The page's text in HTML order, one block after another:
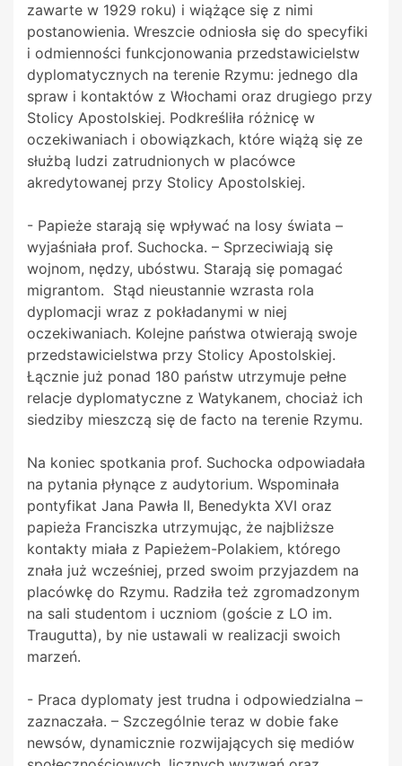
zawarte w 1929 roku) i wiążące się z nimi
postanowienia. Wreszcie odniosła się do specyfiki
i odmienności funkcjonowania przedstawicielstw
dyplomatycznych na terenie Rzymu: jednego dla
spraw i kontaktów z Włochami oraz drugiego przy
Stolicy Apostolskiej. Podkreśliła różnicę w
oczekiwaniach i obowiązkach, które wiążą się ze
służbą ludzi zatrudnionych w placówce
akredytowanej przy Stolicy Apostolskiej.
- Papieże starają się wpływać na losy świata –
wyjaśniała prof. Suchocka. – Sprzeciwiają się
wojnom, nędzy, ubóstwu. Starają się pomagać
migrantom. Stąd nieustannie wzrasta rola
dyplomacji wraz z pokładanymi w niej
oczekiwaniach. Kolejne państwa otwierają swoje
przedstawicielstwa przy Stolicy Apostolskiej.
Łącznie już ponad 180 państw utrzymuje pełne
relacje dyplomatyczne z Watykanem, chociaż ich
siedziby mieszczą się de facto na terenie Rzymu.
Na koniec spotkania prof. Suchocka odpowiadała
na pytania płynące z audytorium. Wspominała
pontyfikat Jana Pawła II, Benedykta XVI oraz
papieża Franciszka utrzymując, że najbliższe
kontakty miała z Papieżem-Polakiem, którego
znała już wcześniej, przed swoim przyjazdem na
placówkę do Rzymu. Radziła też zgromadzonym
na sali studentom i uczniom (goście z LO im.
Traugutta), by nie ustawali w realizacji swoich
marzeń.
- Praca dyplomaty jest trudna i odpowiedzialna –
zaznaczała. – Szczególnie teraz w dobie fake
newsów, dynamicznie rozwijających się mediów